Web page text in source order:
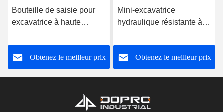
Bouteille de saisie pour
excavatrice à haute
saisie mécanique
Obtenez le meilleur prix
Mini-excavatrice
hydraulique résistante à
d'acier / bois / pierre
Obtenez le meilleur prix